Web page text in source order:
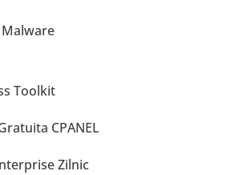
Toolkit
CPANEL
Zilnic